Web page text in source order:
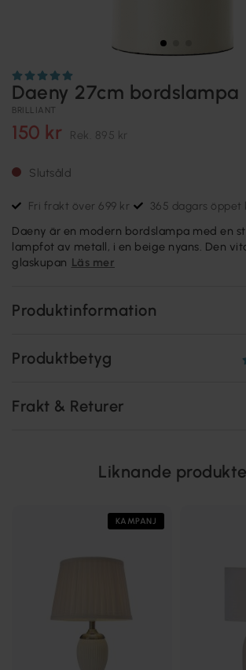
Daeny 27cm bordslampa
BRILLIANT
150 kr Rek. 895 kr
Slutsåld
Fri frakt över 699 kr 365 dagars öppet
Daeny är en modern bordslampa med en
lampfot av metall, i en beige nyans. Den
glaskupan Läs mer
Produktinformation
Produktbetyg
Frakt & Returer
Liknande
KAMPANJ